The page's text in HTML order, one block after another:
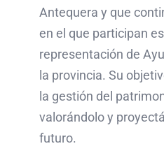
Antequera y que
en el que participan
representación de
la provincia. Su
la gestión del
valorándolo y
futuro.